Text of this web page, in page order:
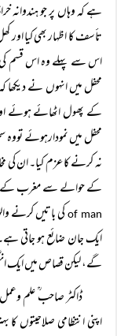
ہے کہ وہاں پر جو ہندوانہ
تأسف کا اظہار بھی کیا اور
اس سے پہلے وہ اس قسم
محفل میں انہوں نے
کے پھول اٹھائے ہوئے
محفل میں نمودارہوئے
نہ کرنے کا عزم کیا۔ ان کی
کے حوالے سے مغرب کے
of manکی باتیں کرنے
ایک جان ضائع ہو جاتی ہے۔
گے، لیکن قصاص میں ایک
ڈاکٹر صاحب ؒ علم
اپنی انتظامی صلاحیتوں کا